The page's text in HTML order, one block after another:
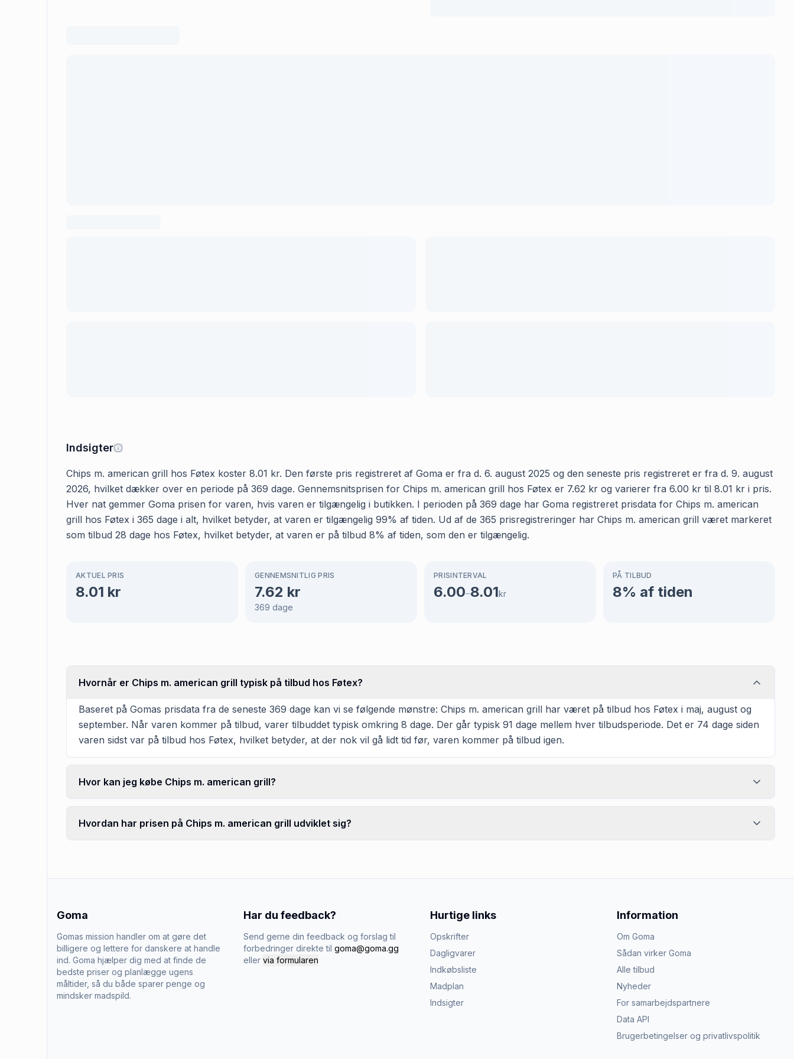
Indsigter
Chips m. american grill hos Føtex koster 8.01 kr. Den første pris registreret af Goma er fra d. 6. august 2025 og den seneste pris registreret er fra d. 9. august
2026, hvilket dækker over en periode på 369 dage. Gennemsnitsprisen for Chips m. american grill hos Føtex er 7.62 kr og varierer fra 6.00 kr til 8.01 kr i pris.
Hver nat gemmer Goma prisen for varen, hvis varen er tilgængelig i butikken. I perioden på 369 dage har Goma registreret prisdata for Chips m. american
grill hos Føtex i 365 dage i alt, hvilket betyder, at varen er tilgængelig 99% af tiden. Ud af de 365 prisregistreringer har Chips m. american grill været markeret
som tilbud 28 dage hos Føtex, hvilket betyder, at varen er på tilbud 8% af tiden, som den er tilgængelig.
AKTUEL PRIS
8.01 kr
GENNEMSNITLIG PRIS
7.62 kr
369 dage
PRISINTERVAL
6.00–8.01kr
PÅ TILBUD
8% af tiden
Hvornår er Chips m. american grill typisk på tilbud hos Føtex?
Baseret på Gomas prisdata fra de seneste 369 dage kan vi se følgende mønstre: Chips m. american grill har været på tilbud hos Føtex i maj, august og
september. Når varen kommer på tilbud, varer tilbuddet typisk omkring 8 dage. Der går typisk 91 dage mellem hver tilbudsperiode. Det er 74 dage siden
varen sidst var på tilbud hos Føtex, hvilket betyder, at der nok vil gå lidt tid før, varen kommer på tilbud igen.
Hvor kan jeg købe Chips m. american grill?
Hvordan har prisen på Chips m. american grill udviklet sig?
Goma
Gomas mission handler om at gøre det
billigere og lettere for danskere at handle
ind. Goma hjælper dig med at finde de
bedste priser og planlægge ugens
måltider, så du både sparer penge og
mindsker madspild.
Har du feedback?
Send gerne din feedback og forslag til
forbedringer direkte til goma@goma.gg
eller via formularen
Hurtige links
Opskrifter
Dagligvarer
Indkøbsliste
Madplan
Indsigter
Information
Om Goma
Sådan virker Goma
Alle tilbud
Nyheder
For samarbejdspartnere
Data API
Brugerbetingelser og privatlivspolitik